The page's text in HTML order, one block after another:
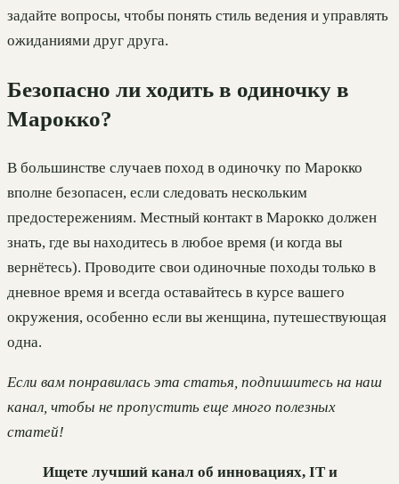
задайте вопросы, чтобы понять стиль ведения и управлять
ожиданиями друг друга.
Безопасно ли ходить в одиночку в
Марокко?
В большинстве случаев поход в одиночку по Марокко
вполне безопасен, если следовать нескольким
предостережениям. Местный контакт в Марокко должен
знать, где вы находитесь в любое время (и когда вы
вернётесь). Проводите свои одиночные походы только в
дневное время и всегда оставайтесь в курсе вашего
окружения, особенно если вы женщина, путешествующая
одна.
Если вам понравилась эта статья, подпишитесь на наш
канал, чтобы не пропустить еще много полезных
статей!
Ищете лучший канал об инновациях, IT и